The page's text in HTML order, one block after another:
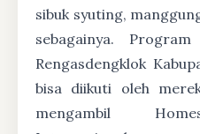
sibuk syuting,
sebagainya.
Rengasdengklok
bisa diikuti oleh
mengambil